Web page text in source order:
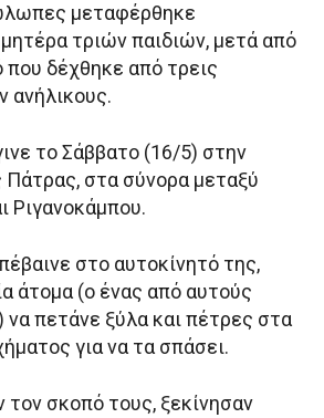
μεταφέρθηκε
τριών παιδιών, μετά από
που δέχθηκε από τρεις
ανήλικους.
το Σάββατο (16/5) στην
Πάτρας, στα σύνορα μεταξύ
Ριγανοκάμπου.
στο αυτοκίνητό της,
άτομα (ο ένας από αυτούς
πετάνε ξύλα και πέτρες στα
για να τα σπάσει.
σκοπό τους, ξεκίνησαν